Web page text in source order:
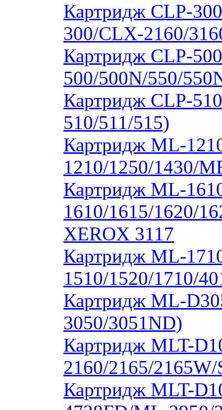
Картридж CLP-
300/CLX-2160/
Картридж CLP-
500/500N/550/
Картридж CLP-
510/511/515)
Картридж ML-
1210/1250/1430/
Картридж ML-
1610/1615/1620/
XEROX 3117
Картридж ML-
1510/1520/1710/
Картридж ML-
3050/3051ND)
Картридж MLT-
2160/2165/
Картридж MLT-